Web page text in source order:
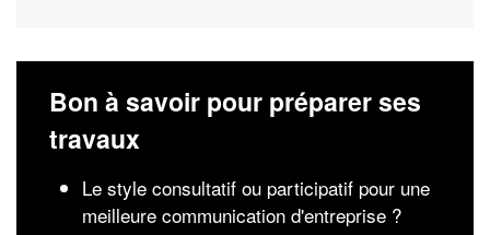
Bon à savoir pour préparer ses
travaux
Le style consultatif ou participatif pour une
meilleure communication d'entreprise ?